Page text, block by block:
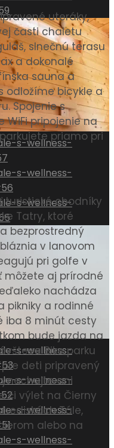
uteráky,
časti chaletu
slnečnú terasu
a dokonalé
sauna a
odložíme bicykle a
Spojenie s
WiFi pripojenie na
priamo pri
turistické chodníky
Tatry, ktoré
bezprostredný
v lanovom
pri golfe v
môžete aj prírodné
nachádza
pikniky a rodinné
iba 8 minút cesty
bude jazda na
Bike parku
deti pripravený
ani
či výlet na Čierny
Tále,
alebo na